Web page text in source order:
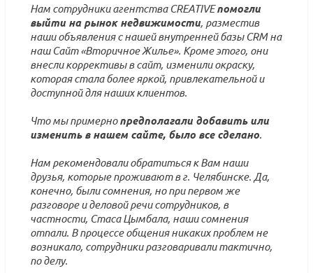
Нам сотрудники агентства CREATIVEпомогли
выйти на рынок недвижимости, разместив
наши объявления с нашей внутренней базы CRM на
наш Сайт «Вторичное Жилье». Кроме этого, они
внесли коррективы в сайт, изменили окраску,
которая стала более яркой, привлекательной и
доступной для наших клиентов.
Что мы примернопредполагали добавить или
изменить в нашем сайте, было все сделано.
Нам рекомендовали обратиться к Вам наши
друзья, которые проживают в г. Челябинске. Да,
конечно, были сомнения, но при первом же
разговоре и деловой речи сотрудников, в
частности, Стаса Цымбала, наши сомнения
отпали. В процессе общения никаких проблем не
возникало, сотрудники разговаривали тактично,
по делу.